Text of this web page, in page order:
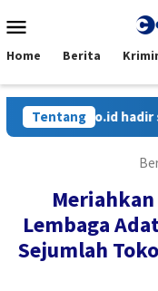
ke
Mobile
Home Berita
Tentanghadir
Lembaga
Sejumlah